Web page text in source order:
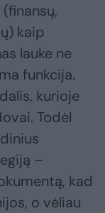
kaip
lauke ne
funkcija.
kurioje
Todėl
–
kad
o vėliau